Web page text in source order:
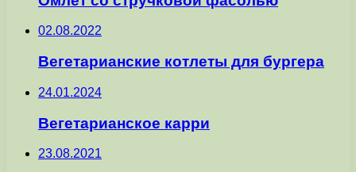
02.08.2022
Вегетарианские котлеты для бургера
24.01.2024
Вегетарианское карри
23.08.2021